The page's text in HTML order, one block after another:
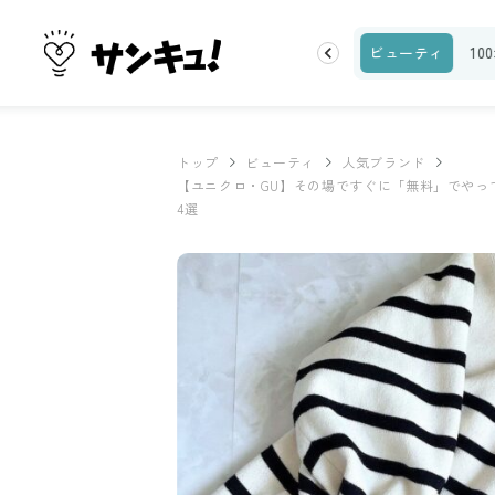
ランキング お金 家事テク 収納・片付け ビューティ
トップ ビューティ
人気ブランド
【ユニクロ・GU】その場ですぐに「無料」でや
4選